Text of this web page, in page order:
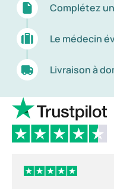
Complétez
Le médecin
Livraison à